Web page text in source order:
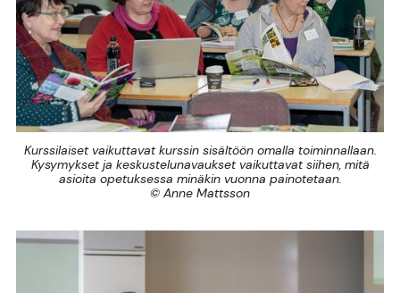
Kurssilaiset vaikuttavat kurssin sisältöön omalla toiminnallaan.
Kysymykset ja keskustelunavaukset vaikuttavat siihen, mitä
asioita opetuksessa minäkin vuonna painotetaan.
© Anne Mattsson